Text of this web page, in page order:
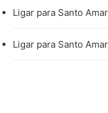
Ligar para Santo
Ligar para Santo